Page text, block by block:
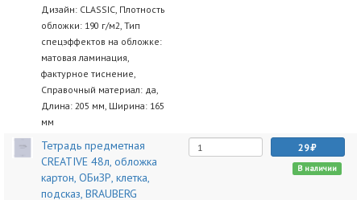
Дизайн: CLASSIC, Плотность
обложки: 190 г/м2, Тип
спецэффектов на обложке:
матовая ламинация,
фактурное тиснение,
Справочный материал: да,
Длина: 205 мм, Ширина: 165
мм
Тетрадь предметная
CREATIVE 48л, обложка
картон, ОБиЗР, клетка,
подсказ, BRAUBERG
29
В наличии